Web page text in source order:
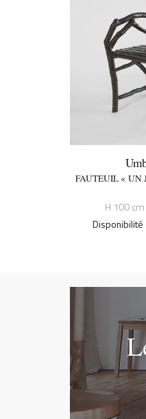
FAUTEUIL « UN
H 100
Disponibilité